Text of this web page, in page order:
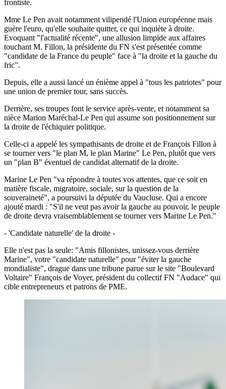
frontiste.
Mme Le Pen avait notamment vilipendé l'Union européenne mais
guère l'euro, qu'elle souhaite quitter, ce qui inquiète à droite.
Evoquant "l'actualité récente", une allusion limpide aux affaires
touchant M. Fillon, la présidente du FN s'est présentée comme
"candidate de la France du peuple" face à "la droite et la gauche du
fric".
Depuis, elle a aussi lancé un énième appel à "tous les patriotes" pour
une union de premier tour, sans succès.
Derrière, ses troupes font le service après-vente, et notamment sa
nièce Marion Maréchal-Le Pen qui assume son positionnement sur
la droite de l'échiquier politique.
Celle-ci a appelé les sympathisants de droite et de François Fillon à
se tourner vers "le plan M, le plan Marine" Le Pen, plutôt que vers
un "plan B" éventuel de candidat alternatif de la droite.
Marine Le Pen "va répondre à toutes vos attentes, que ce soit en
matière fiscale, migratoire, sociale, sur la question de la
souveraineté", a poursuivi la députée du Vaucluse. Qui a encore
ajouté mardi : "S'il ne veut pas avoir la gauche au pouvoir, le peuple
de droite devra vraisemblablement se tourner vers Marine Le Pen."
- 'Candidate naturelle' de la droite -
Elle n'est pas la seule: "Amis fillonistes, unissez-vous derrière
Marine", votre "candidate naturelle" pour "éviter la gauche
mondialiste", drague dans une tribune parue sur le site "Boulevard
Voltaire" François de Voyer, président du collectif FN "Audace" qui
cible entrepreneurs et patrons de PME.